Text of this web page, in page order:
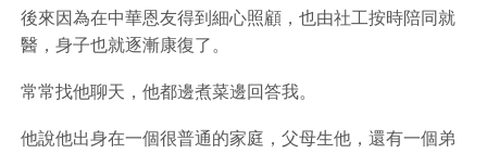
後來因為在中華恩友得到細心照顧，也由社工按時陪同就
醫，身子也就逐漸康復了。
常常找他聊天，他都邊煮菜邊回答我。
他說他出身在一個很普通的家庭，父母生他，還有一個弟